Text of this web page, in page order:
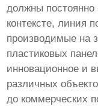
должны постоянно
контексте, линия
производимые на
пластиковых
инновационное и
различных
до коммерческих